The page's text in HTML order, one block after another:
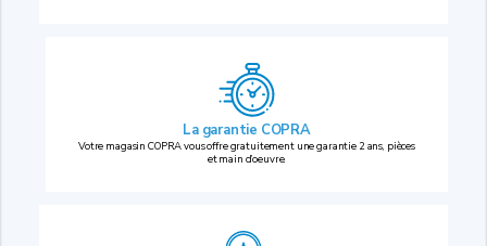
La garantie COPRA
Votre magasin COPRA vous offre gratuitement une garantie 2 ans, pièces
et main d’oeuvre.